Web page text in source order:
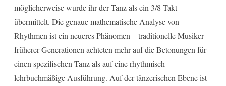
möglicherweise wurde ihr der Tanz als ein 3/8-Takt
übermittelt. Die genaue mathematische Analyse von
Rhythmen ist ein neueres Phänomen – traditionelle Musiker
früherer Generationen achteten mehr auf die Betonungen für
einen spezifischen Tanz als auf eine rhythmisch
lehrbuchmäßige Ausführung. Auf der tänzerischen Ebene ist